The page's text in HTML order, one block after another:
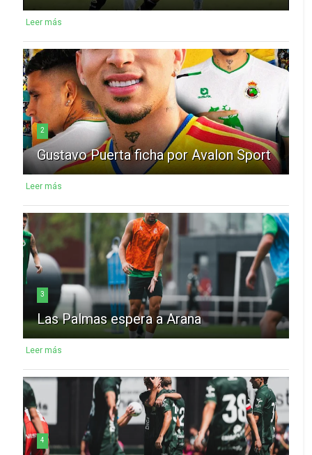
Leer más
2
Gustavo Puerta ficha por Avalon Sport
Leer más
3
Las Palmas espera a Arana
Leer más
4